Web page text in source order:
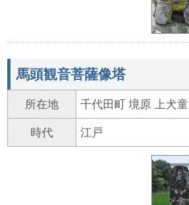
馬頭観音菩薩像塔
所在地 千代田町 境原 上犬童
時代 江戸